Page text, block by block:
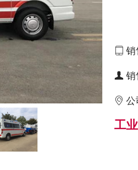
 销
 销
 公
工